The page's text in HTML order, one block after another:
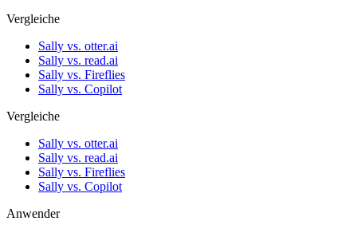
Vergleiche
Sally vs. otter.ai
Sally vs. read.ai
Sally vs. Fireflies
Sally vs. Copilot
Vergleiche
Sally vs. otter.ai
Sally vs. read.ai
Sally vs. Fireflies
Sally vs. Copilot
Anwender